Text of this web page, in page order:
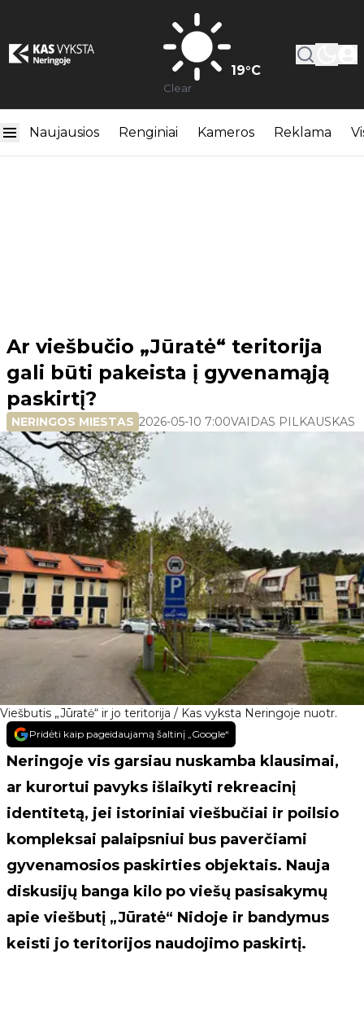
19°C
Clear
Naujausios Renginiai Kameros Reklama
Viešbutis „Jūratė“ ir jo teritorija / Kas vyksta Neringoje nuotr.
Ar viešbučio „Jūratė“ teritorija
gali būti pakeista į gyvenamąją
paskirtį?
NERINGOS MIESTAS 2026-05-10 7:00VAIDAS PILKAUSKAS
Pridėti kaip pageidaujamą šaltinį „Google“
Neringoje vis garsiau nuskamba klausimai,
ar kurortui pavyks išlaikyti rekreacinį
identitetą, jei istoriniai viešbučiai ir poilsio
kompleksai palaipsniui bus paverčiami
gyvenamosios paskirties objektais. Nauja
diskusijų banga kilo po viešų pasisakymų
apie viešbutį „Jūratė“ Nidoje ir bandymus
keisti jo teritorijos naudojimo paskirtį.